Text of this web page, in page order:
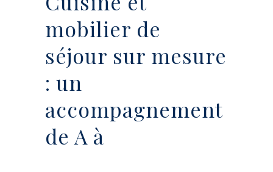
mobilier de
séjour sur mesure
: un
accompagnement
de A à